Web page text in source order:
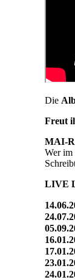
Die
Freut
MAI-
Wer
LIVE